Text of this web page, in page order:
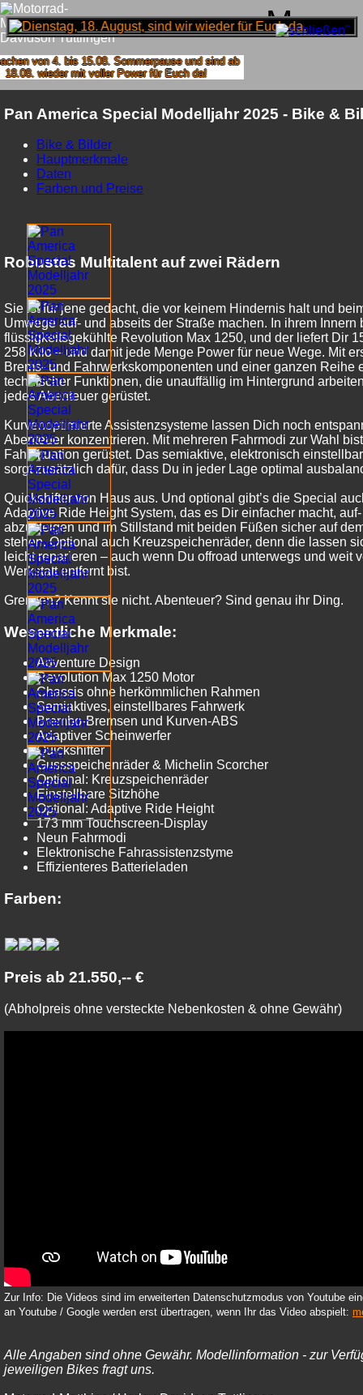
Menu
von 4. bis 15.08. Sommerpause und sind ab
wieder mit voller Power für Euch da!
Pan America Special Modelljahr 2025 - Bike &
Bike & Bilder
Hauptmerkmale
Daten
Farben und Preise
Robustes Multitalent auf zwei Rädern
Sie ist für jene gedacht, die vor keinem Hindernis halt und
Umwege auf- und abseits der Straße machen. In ihrem Innern
flüssigkeitsgekühlte Revolution Max 1250, und der liefert Dir
258 Kilo – und damit jede Menge Power für neue Wege. Mit
Brems- und Fahrwerkskomponenten und einer ganzen Reihe
technischer Funktionen, die unauffällig im Hintergrund
jedes Abenteuer gerüstet.
Kurvenoptimierte Assistenzsysteme lassen Dich noch
Abenteuer konzentrieren. Mit mehreren Fahrmodi zur Wahl
Fahrsituation gerüstet. Das semiaktive, elektronisch
sorgt zusätzlich dafür, dass Du in jeder Lage optimal
Quickshifter von Haus aus. Und optional gibt’s die Special
Adaptive Ride Height System, das es Dir einfacher macht,
abzusteigen und im Stillstand mit beiden Füßen sicher auf
stehen. Optional auch Kreuzspeichenräder, denn die lassen
leicht reparieren – auch wenn Du offroad unterwegs und weit
Werkstatt entfernt bist.
Grenzen? Kennt sie nicht. Abenteuer? Sind genau ihr Ding.
Wesentliche Merkmale:
Adventure Design
Revolution Max 1250 Motor
Chassis ohne herkömmlichen Rahmen
Semiaktives, einstellbares Fahrwerk
Brembo-Bremsen und Kurven-ABS
Adaptiver Scheinwerfer
Quickshifter
Gussspeichen­räder & Michelin Scorcher
Optional: Kreuz­speichen­räder
Einstellbare Sitzhöhe
Optional: Adaptive Ride Height
173 mm Touchscreen-Display
Neun Fahrmodi
Elektronische Fahrassistenzstyme
Effizienteres Batterieladen
Farben:
Preis ab 21.550,-- €
(Abholpreis ohne versteckte Nebenkosten & ohne Gewähr)
Zur Info: Die Videos sind im erweiterten Datenschutzmodus von Youtube
an Youtube / Google werden erst übertragen, wenn Ihr das Video abspielt:
Alle Angaben sind ohne Gewähr. Modellinformation - zur
jeweiligen Bikes fragt uns.